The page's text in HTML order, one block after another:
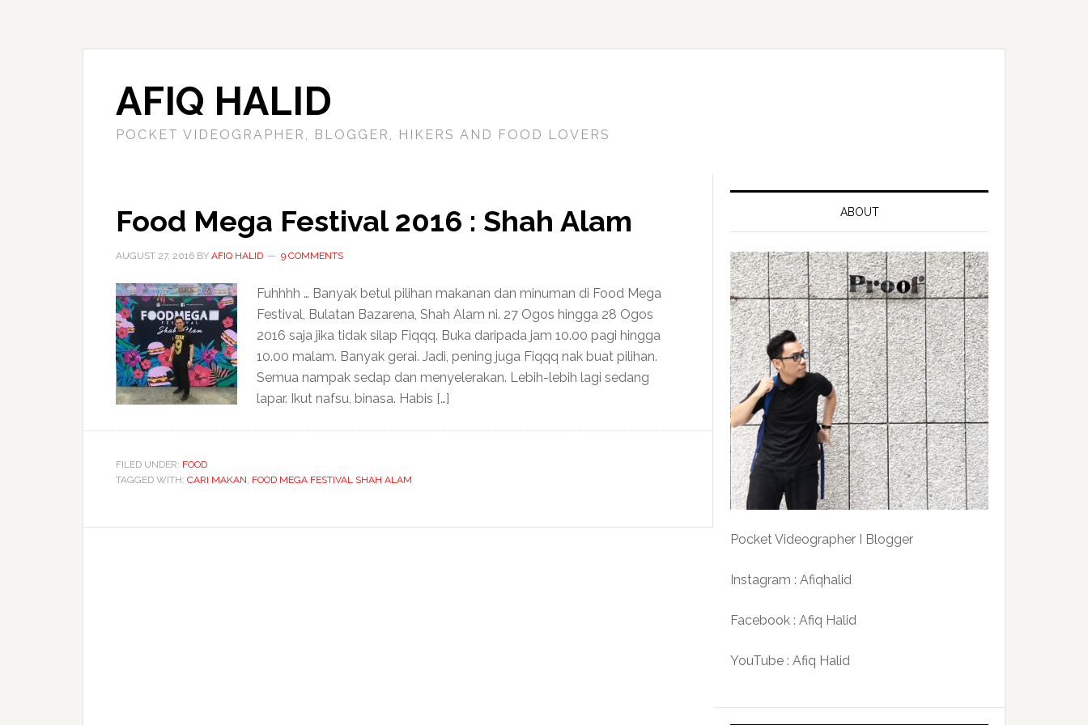
AFIQ HALID
POCKET VIDEOGRAPHER, BLOGGER, HIKERS AND FOOD LOVERS
Food Mega Festival 2016 : Shah Alam
AUGUST 27, 2016 BY AFIQ HALID 9 COMMENTS
Fuhhhh … Banyak betul pilihan makanan dan minuman di Food Mega
Festival, Bulatan Bazarena, Shah Alam ni. 27 Ogos hingga 28 Ogos
2016 saja jika tidak silap Fiqqq. Buka daripada jam 10.00 pagi hingga
10.00 malam. Banyak gerai. Jadi, pening juga Fiqqq nak buat pilihan.
Semua nampak sedap dan menyelerakan. Lebih-lebih lagi sedang
lapar. Ikut nafsu, binasa. Habis […]
FILED UNDER: FOOD
TAGGED WITH: CARI MAKAN, FOOD MEGA FESTIVAL SHAH ALAM
ABOUT
Pocket Videographer I Blogger
Instagram : Afiqhalid
Facebook : Afiq Halid
YouTube : Afiq Halid